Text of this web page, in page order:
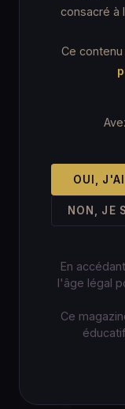
consacré à
Ce
OUI,
NON, JE
En
l'âge légal
Ce
5 min